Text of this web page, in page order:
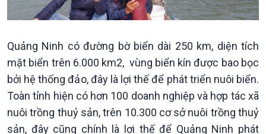
Văn hoá & Du lịch
Tin Văn hoá & Du lịch
Multimedia
Ảnh
Quảng Ninh có đường bờ biển dài 250 km, diện tích
mặt biển trên 6.000 km2, vùng biển kín được bao bọc
bởi hệ thống đảo, đây là lợi thế để phát triển nuôi biển.
Toàn tỉnh hiện có hơn 100 doanh nghiệp và hợp tác xã
nuôi trồng thuỷ sản, trên 10.300 cơ sở nuôi trồng thuỷ
sản, đây cũng chính là lợi thế để Quảng Ninh phát